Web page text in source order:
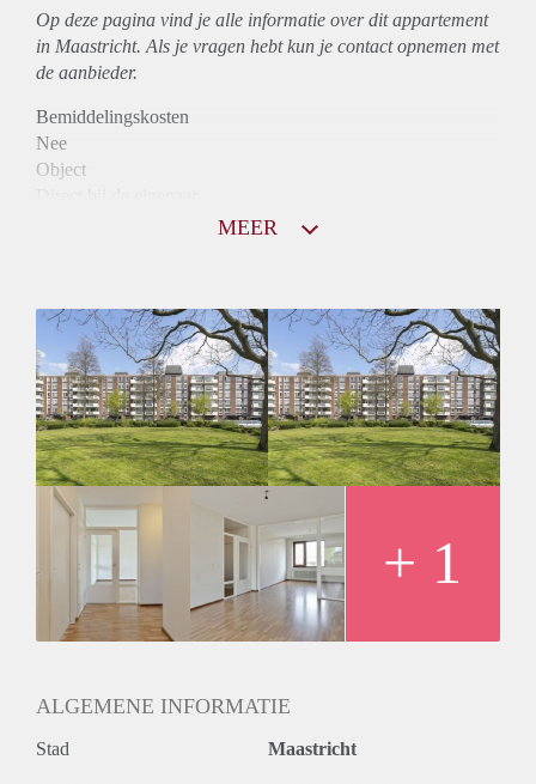
Op deze pagina vind je alle informatie over ditappartement
in Maastricht. Als je vragen hebt kun je contact opnemen met
de aanbieder.
Bemiddelingskosten
Nee
Object
Huurtoeslag
Mogelijk
Inkomen eis
N.V.T.
Huurtermijn
Onbepaalde termijn
Oplevering
Kaal
MEER
+ 1
ALGEMENE INFORMATIE
Stad Maastricht